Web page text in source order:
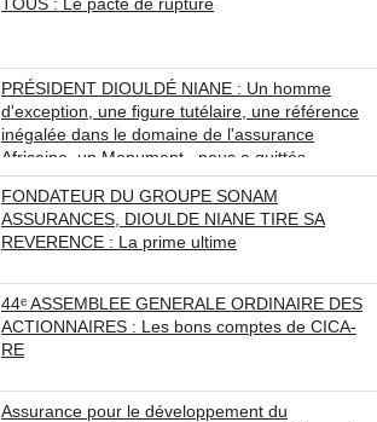
PRÉSIDENT DIOULDÉ NIANE : Un homme
d'exception, une figure tutélaire, une référence
inégalée dans le domaine de l'assurance
Africaine, un Monument , nous a quittés.
FONDATEUR DU GROUPE SONAM
ASSURANCES, DIOULDE NIANE TIRE SA
REVERENCE : La prime ultime
44ᵉ ASSEMBLEE GENERALE ORDINAIRE DES
ACTIONNAIRES : Les bons comptes de CICA-
RE
Assurance pour le développement du